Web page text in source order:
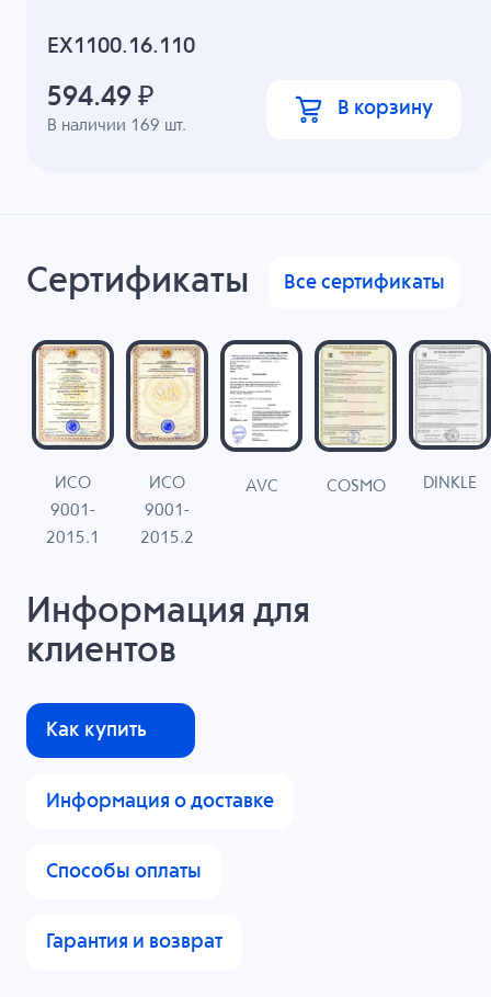
EX1100.16.110
В наличии 169 шт.
594.49 ₽ В корзину
Сертификаты Все сертификаты
ИСО
9001-
2015.1
ИСО
9001-
2015.2
AVC COSMO DINKLE
Информация для
клиентов
Как купить
Информация о доставке
Способы оплаты
Гарантия и возврат